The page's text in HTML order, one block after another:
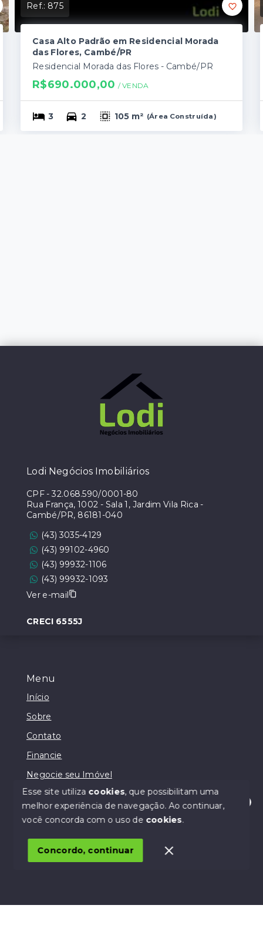
Ref.: 875
Casa Alto Padrão em Residencial Morada
das Flores, Cambé/PR
Residencial Morada das Flores - Cambé/PR
R$690.000,00 / VENDA
3 2 105 m² (Área Construída)
Olá! Estamos disponíveis para te ajudar.
Menu
Início
Sobre
Contato
Financie
Negocie seu Imóvel
© Copyright 2026 - Lodi Negócios Imobiliários - Todos
SITE PARA IMOBILIARIA
Lodi Negócios Imobiliários
CPF-32.068.590/0001-80
Rua França, 1002 - Sala 1, Jardim Vila Rica -
Cambé/PR, 86181-040
(43) 3035-4129
(43) 99102-4960
(43) 99932-1106
(43) 99932-1093
Ver e-mail
CRECI 6555J
Esse site utiliza cookies, que possibilitam uma
melhor experiência de navegação.Ao continuar,
você concorda com o uso de cookies.
Concordo, continuar